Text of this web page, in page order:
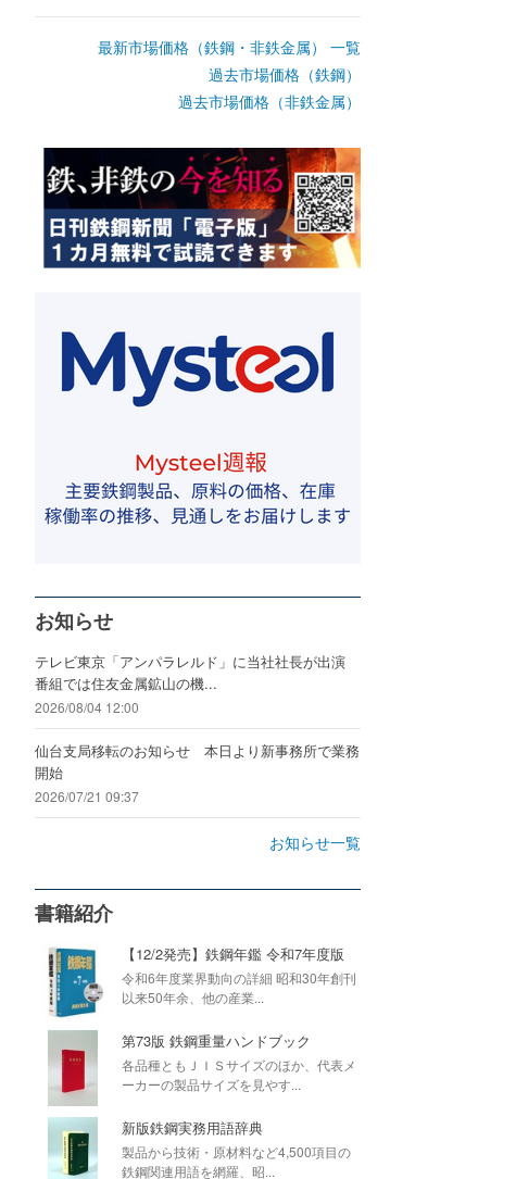
最新市場価格（鉄鋼・非鉄金属） 一覧
過去市場価格（鉄鋼）
過去市場価格（非鉄金属）
お知らせ
テレビ東京「アンパラレルド」に当社社長が出演
番組では住友金属鉱山の機...
2026/08/04 12:00
仙台支局移転のお知らせ 本日より新事務所で業務
開始
2026/07/21 09:37
お知らせ一覧
書籍紹介
【12/2発売】鉄鋼年鑑 令和7年度版
令和6年度業界動向の詳細 昭和30年創刊
以来50年余、他の産業...
第73版 鉄鋼重量ハンドブック
各品種ともＪＩＳサイズのほか、代表メ
ーカーの製品サイズを見やす...
新版鉄鋼実務用語辞典
製品から技術・原材料など4,500項目の
鉄鋼関連用語を網羅、昭...